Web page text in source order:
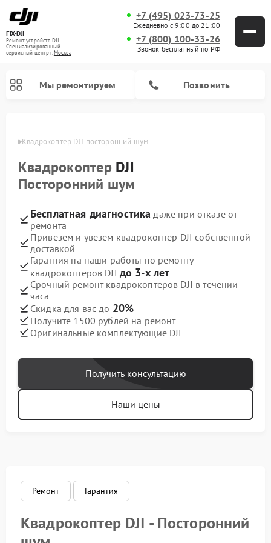
FIX-DJI
Ремонт устройств DJI
Специализированный
cервисный центр г.Москва
+7 (495) 023-73-25
Ежедневно с 9:00 до 21:00
+7 (800) 100-33-26
Звонок бесплатный по РФ
Мы ремонтируем Позвонить
Квадрокоптер DJI посторонний шум
Квадрокоптер DJI
Посторонний шум
Бесплатная диагностика даже при отказе от
ремонта
Привезем и увезем квадрокоптер DJI собственной
доставкой
Гарантия на наши работы по ремонту
квадрокоптеров DJI до 3-х лет
Срочный ремонт квадрокоптеров DJI в течении
часа
Скидка для вас до 20%
Получите 1500 рублей на ремонт
Оригинальные комплектующие DJI
Получить консультацию
Наши цены
Ремонт Гарантия
Квадрокоптер DJI - Посторонний